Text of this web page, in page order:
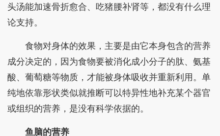
头汤能加速骨折愈合、吃猪腰补肾等，都没有什么理
论支持。
食物对身体的效果，主要是由它本身包含的营养
成分决定的，因为食物要被消化成小分子的肽、氨基
酸、葡萄糖等物质，才能被身体吸收并重新利用。单
纯地依靠形状类似就推断可以特异性地补充某个器官
或组织的营养，是没有科学依据的。
鱼脑的营养